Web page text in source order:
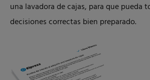
una lavadora de cajas, para que pueda
decisiones correctas bien preparado.